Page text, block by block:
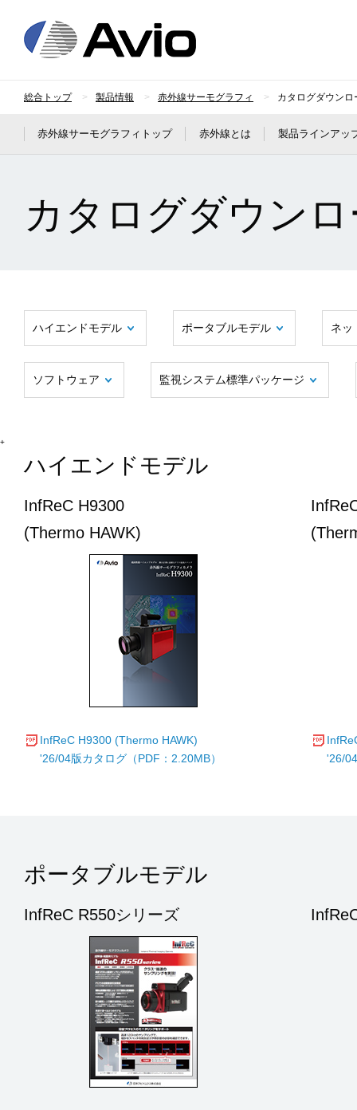
総合トップ 製品情報 赤外線サーモグラフィ カタログダウンロ
赤外線サーモグラフィトップ 赤外線とは 製品ラインアッ
カタログダウン
ハイエンドモデル ポータブルモデル ネッ
ソフトウェア 監視システム標準パッケージ
+
ハイエンドモデル
InfReC H9300
(Thermo HAWK)
InfReC H9300 (Thermo HAWK)
'26/04版カタログ（PDF：2.20MB）
'26/
ポータブルモデル
InfReC R550シリーズ